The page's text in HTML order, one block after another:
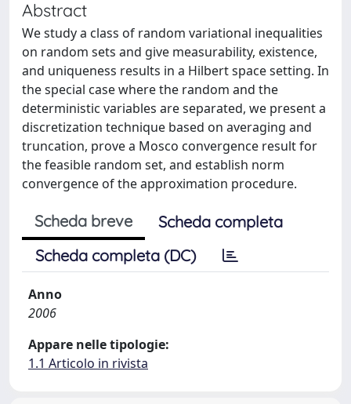
Abstract
We study a class of random variational inequalities
on random sets and give measurability, existence,
and uniqueness results in a Hilbert space setting. In
the special case where the random and the
deterministic variables are separated, we present a
discretization technique based on averaging and
truncation, prove a Mosco convergence result for
the feasible random set, and establish norm
convergence of the approximation procedure.
Scheda breve
Scheda completa
Scheda completa (DC)
Anno
2006
Appare nelle tipologie:
1.1 Articolo in rivista